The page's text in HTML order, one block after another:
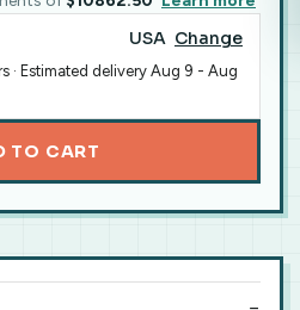
USA Change
· Estimated delivery Aug 9 - Aug
TO CART